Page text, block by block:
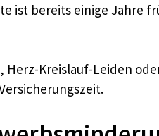
ist bereits einige Jahre
Herz-Kreislauf-Leiden